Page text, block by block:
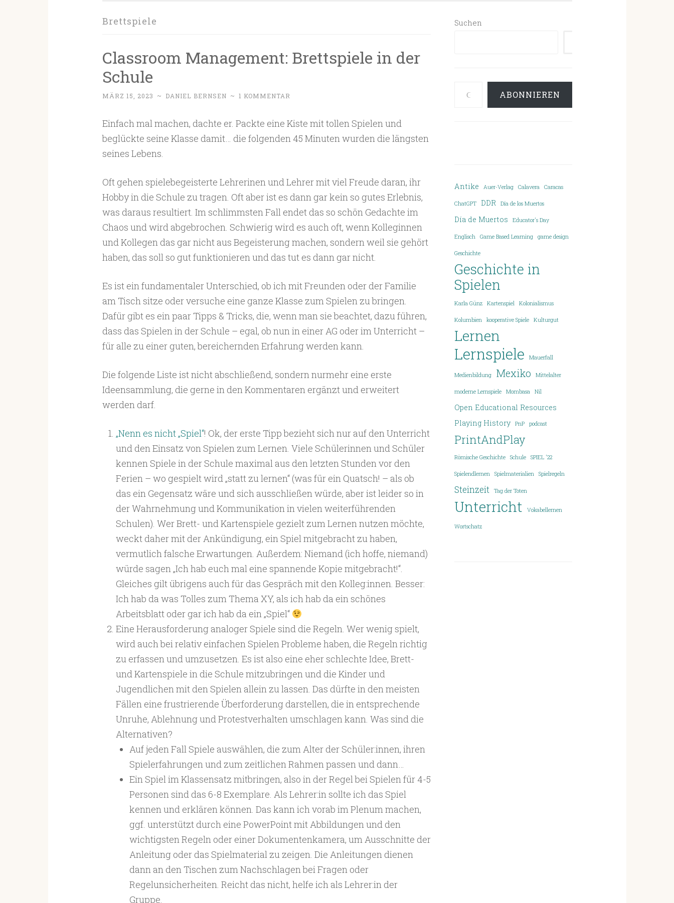
Brettspiele
Classroom Management: Brettspiele in der
Schule
MÄRZ 15, 2023 ~ DANIEL BERNSEN ~ 1 KOMMENTAR
Einfach mal machen, dachte er. Packte eine Kiste mit tollen Spielen und
beglückte seine Klasse damit… die folgenden 45 Minuten wurden die längsten
seines Lebens.
Oft gehen spielebegeisterte Lehrerinen und Lehrer mit viel Freude daran, ihr
Hobby in die Schule zu tragen. Oft aber ist es dann gar kein so gutes Erlebnis,
was daraus resultiert. Im schlimmsten Fall endet das so schön Gedachte im
Chaos und wird abgebrochen. Schwierig wird es auch oft, wenn Kolleginnen
und Kollegen das gar nicht aus Begeisterung machen, sondern weil sie gehört
haben, das soll so gut funktionieren und das tut es dann gar nicht.
Es ist ein fundamentaler Unterschied, ob ich mit Freunden oder der Familie
am Tisch sitze oder versuche eine ganze Klasse zum Spielen zu bringen.
Dafür gibt es ein paar Tipps & Tricks, die, wenn man sie beachtet, dazu führen,
dass das Spielen in der Schule – egal, ob nun in einer AG oder im Unterricht –
für alle zu einer guten, bereichernden Erfahrung werden kann.
Die folgende Liste ist nicht abschließend, sondern nurmehr eine erste
Ideensammlung, die gerne in den Kommentaren ergänzt und erweitert
werden darf.
„Nenn es nicht „Spiel“! Ok, der erste Tipp bezieht sich nur auf den Unterricht
und den Einsatz von Spielen zum Lernen. Viele Schülerinnen und Schüler
kennen Spiele in der Schule maximal aus den letzten Stunden vor den
Ferien – wo gespielt wird „statt zu lernen“ (was für ein Quatsch! – als ob
das ein Gegensatz wäre und sich ausschließen würde, aber ist leider so in
der Wahrnehmung und Kommunikation in vielen weiterführenden
Schulen). Wer Brett- und Kartenspiele gezielt zum Lernen nutzen möchte,
weckt daher mit der Ankündigung, ein Spiel mitgebracht zu haben,
vermutlich falsche Erwartungen. Außerdem: Niemand (ich hoffe, niemand)
würde sagen „Ich hab euch mal eine spannende Kopie mitgebracht!“.
Gleiches gilt übrigens auch für das Gespräch mit den Kolleg:innen. Besser:
Ich hab da was Tolles zum Thema XY, als ich hab da ein schönes
Arbeitsblatt oder gar ich hab da ein „Spiel“
Eine Herausforderung analoger Spiele sind die Regeln. Wer wenig spielt,
wird auch bei relativ einfachen Spielen Probleme haben, die Regeln richtig
zu erfassen und umzusetzen. Es ist also eine eher schlechte Idee, Brett-
und Kartenspiele in die Schule mitzubringen und die Kinder und
Jugendlichen mit den Spielen allein zu lassen. Das dürfte in den meisten
Fällen eine frustrierende Überforderung darstellen, die in entsprechende
Unruhe, Ablehnung und Protestverhalten umschlagen kann. Was sind die
Alternativen?
Auf jeden Fall Spiele auswählen, die zum Alter der Schüler:innen, ihren
Spielerfahrungen und zum zeitlichen Rahmen passen und dann…
Ein Spiel im Klassensatz mitbringen, also in der Regel bei Spielen für 4-5
Personen sind das 6-8 Exemplare. Als Lehrer:in sollte ich das Spiel
kennen und erklären können. Das kann ich vorab im Plenum machen,
ggf. unterstützt durch eine PowerPoint mit Abbildungen und den
wichtigsten Regeln oder einer Dokumentenkamera, um Ausschnitte der
Anleitung oder das Spielmaterial zu zeigen. Die Anleitungen dienen
dann an den Tischen zum Nachschlagen bei Fragen oder
Regelunsicherheiten. Reicht das nicht, helfe ich als Lehrer:in der
Gruppe.
Suchen
ABONNIEREN
Antike Auer-Verlag Calavera Caracas
ChatGPT DDR Día de los Muertos
Día de Muertos Educator's Day
Englisch Game Based Learning game design
Geschichte
Geschichte in
Spielen
Karla Günz Kartenspiel Kolonialismus
Kolumbien kooperative Spiele Kulturgut
Lernen
Lernspiele Mauerfall
Medienbildung Mexiko Mittelalter
moderne Lernspiele Mombasa Nil
Open Educational Resources
Playing History
PnP podcast
PrintAndPlay
Römische Geschichte Schule SPIEL '22
Spielendlernen Spielmaterialien Spielregeln
Steinzeit Tag der Toten
Unterricht Vokabellernen
Wortschatz